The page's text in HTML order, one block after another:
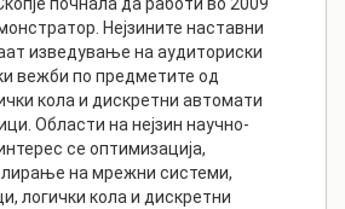
Нејзините наставни
изведување на аудиториски
вежби по предметите од
кола и дискретни автомати
Области на нејзин научно-
се оптимизација,
на мрежни системи,
логички кола и дискретни